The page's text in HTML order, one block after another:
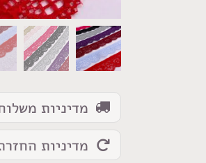
מדיניות
מדיניות
כמות
של
סרט
תחרה
לייקרה
דק